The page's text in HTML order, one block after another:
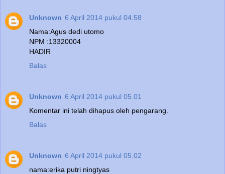
Unknown 6 April 2014 pukul 04.58
Nama:Agus dedi utomo
NPM :13320004
HADIR
Balas
Unknown 6 April 2014 pukul 05.01
Komentar ini telah dihapus oleh pengarang.
Balas
Unknown 6 April 2014 pukul 05.02
nama:erika putri ningtyas